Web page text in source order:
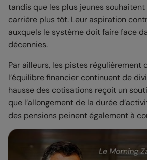
tandis que les plus jeunes
carrière plus tôt. Leur aspiration
auxquels le système doit faire face
décennies.
Par ailleurs, les pistes régulièrement
l’équilibre financier continuent de
hausse des cotisations reçoit un
que l’allongement de la durée
des pensions peinent également à